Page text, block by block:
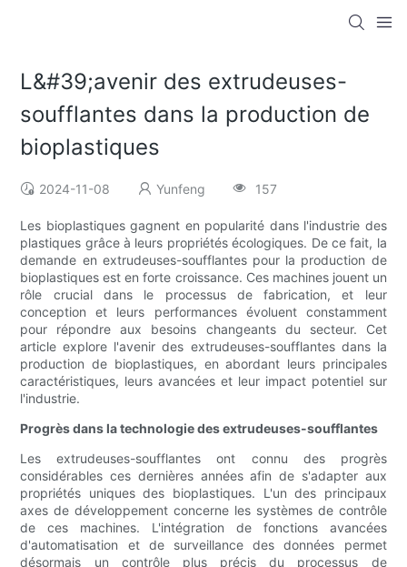
L&#39;avenir des extrudeuses-
soufflantes dans la production de
bioplastiques
2024-11-08 Yunfeng 157
Les bioplastiques gagnent en popularité dans l'industrie des
plastiques grâce à leurs propriétés écologiques. De ce fait, la
demande en extrudeuses-soufflantes pour la production de
bioplastiques est en forte croissance. Ces machines jouent un
rôle crucial dans le processus de fabrication, et leur
conception et leurs performances évoluent constamment
pour répondre aux besoins changeants du secteur. Cet
article explore l'avenir des extrudeuses-soufflantes dans la
production de bioplastiques, en abordant leurs principales
caractéristiques, leurs avancées et leur impact potentiel sur
l'industrie.
Progrès dans la technologie des extrudeuses-soufflantes
Les extrudeuses-soufflantes ont connu des progrès
considérables ces dernières années afin de s'adapter aux
propriétés uniques des bioplastiques. L'un des principaux
axes de développement concerne les systèmes de contrôle
de ces machines. L'intégration de fonctions avancées
d'automatisation et de surveillance des données permet
désormais un contrôle plus précis du processus de